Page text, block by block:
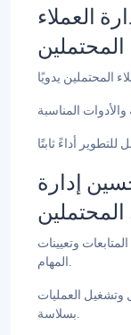
العملاء
المحتملين
إدارة
المحتملين
وتعيينات
المهام.
العمليات
بسلاسة.